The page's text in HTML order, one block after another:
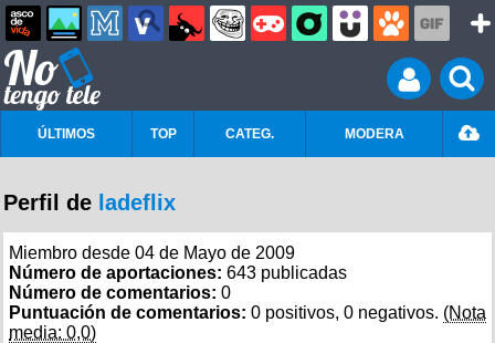
ÚLTIMOS TOP CATEG. MODERA
Perfil de ladeflix
Miembro desde 04 de Mayo de 2009
Número de aportaciones: 643 publicadas
Número de comentarios: 0
Puntuación de comentarios: 0 positivos, 0 negativos. (Nota
media: 0,0)